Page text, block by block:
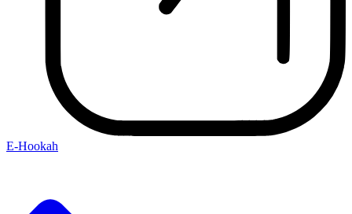
E-Hookah